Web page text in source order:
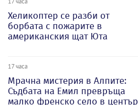
Хеликоптер се разби от
борбата с пожарите в
американския щат Юта
17 часа
Мрачна мистерия в Алпите:
Съдбата на Емил превръща
малко френско село в център